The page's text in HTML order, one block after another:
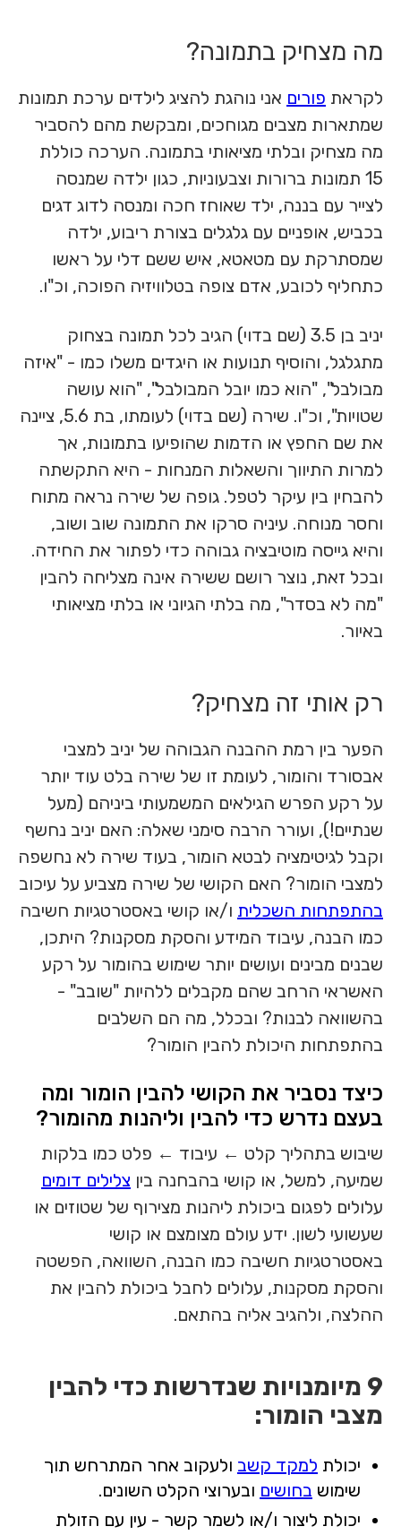
מה מצחיק בתמונה?
לקראת פורים אני נוהגת להציג לילדים ערכת תמונות
שמתארות מצבים מגוחכים, ומבקשת מהם להסביר
מה מצחיק ובלתי מציאותי בתמונה. הערכה כוללת
15 תמונות ברורות וצבעוניות, כגון ילדה שמנסה
לצייר עם בננה, ילד שאוחז חכה ומנסה לדוג דגים
בכביש, אופניים עם גלגלים בצורת ריבוע, ילדה
שמסתרקת עם מטאטא, איש ששם דלי על ראשו
כתחליף לכובע, אדם צופה בטלוויזיה הפוכה, וכ"ו.
יניב בן 3.5 (שם בדוי) הגיב לכל תמונה בצחוק
מתגלגל, והוסיף תנועות או היגדים משלו כמו - "איזה
מבולבל", "הוא כמו יובל המבולבל", "הוא עושה
שטויות", וכ"ו. שירה (שם בדוי) לעומתו, בת 5.6, ציינה
את שם החפץ או הדמות שהופיעו בתמונות, אך
למרות התיווך והשאלות המנחות - היא התקשתה
להבחין בין עיקר לטפל. גופה של שירה נראה מתוח
וחסר מנוחה. עיניה סרקו את התמונה שוב ושוב,
והיא גייסה מוטיבציה גבוהה כדי לפתור את החידה.
ובכל זאת, נוצר רושם ששירה אינה מצליחה להבין
"מה לא בסדר", מה בלתי הגיוני או בלתי מציאותי
באיור.
רק אותי זה מצחיק?
הפער בין רמת ההבנה הגבוהה של יניב למצבי
אבסורד והומור, לעומת זו של שירה בלט עוד יותר
על רקע הפרש הגילאים המשמעותי ביניהם (מעל
שנתיים!), ועורר הרבה סימני שאלה: האם יניב נחשף
וקבל לגיטימציה לבטא הומור, בעוד שירה לא נחשפה
למצבי הומור? האם הקושי של שירה מצביע על עיכוב
בהתפתחות השכלית ו/או קושי באסטרטגיות חשיבה
כמו הבנה, עיבוד המידע והסקת מסקנות? היתכן,
שבנים מבינים ועושים יותר שימוש בהומור על רקע
האשראי הרחב שהם מקבלים ללהיות "שובב" -
בהשוואה לבנות? ובכלל, מה הם השלבים
בהתפתחות היכולת להבין הומור?
כיצד נסביר את הקושי להבין הומור ומה
בעצם נדרש כדי להבין וליהנות מהומור?
שיבוש בתהליך קלט ← עיבוד ← פלט כמו בלקות
שמיעה, למשל, או קושי בהבחנה בין צלילים דומים
עלולים לפגום ביכולת ליהנות מצירוף של שטוזים או
שעשועי לשון. ידע עולם מצומצם או קושי
באסטרטגיות חשיבה כמו הבנה, השוואה, הפשטה
והסקת מסקנות, עלולים לחבל ביכולת להבין את
ההלצה, ולהגיב אליה בהתאם.
9 מיומנויות שנדרשות כדי להבין
מצבי הומור:
יכולת למקד קשב ולעקוב אחר המתרחש תוך
שימוש בחושים ובערוצי הקלט השונים.
יכולת ליצור ו/או לשמר קשר - עין עם הזולת